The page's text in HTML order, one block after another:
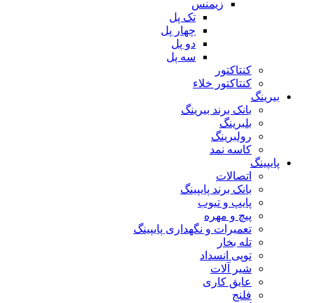
زیمنس
تک پل
چهار پل
دو پل
سه پل
کنتاکتور
کنتاکتور خلاء
بیرینگ
بانک برند بیرینگ
بلبرینگ
رولبرینگ
کاسه نمد
پایپینگ
اتصالات
بانک برند پایپینگ
پایپ و تیوب
پیچ و مهره
تعمیرات و نگهداری پایپینگ
تله بخار
توپی انسداد
شیر آلات
عایق کاری
فلنج